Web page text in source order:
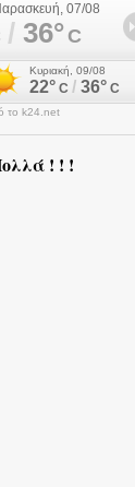
το k24.net
! ! !